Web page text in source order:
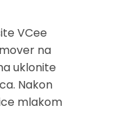
VCee
na
uklonite
Nakon
mlakom